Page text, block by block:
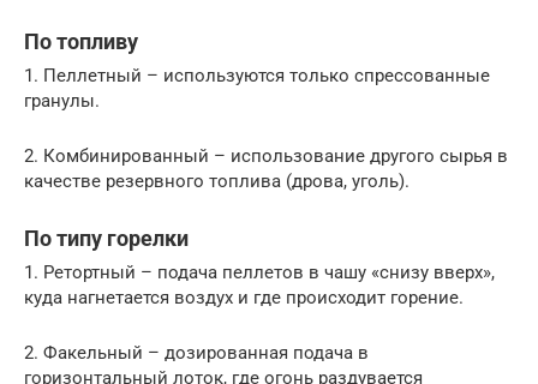
По топливу
1. Пеллетный – используются только спрессованные
гранулы.
2. Комбинированный – использование другого сырья в
качестве резервного топлива (дрова, уголь).
По типу горелки
1. Ретортный – подача пеллетов в чашу «снизу вверх»,
куда нагнетается воздух и где происходит горение.
2. Факельный – дозированная подача в
горизонтальный лоток, где огонь раздувается